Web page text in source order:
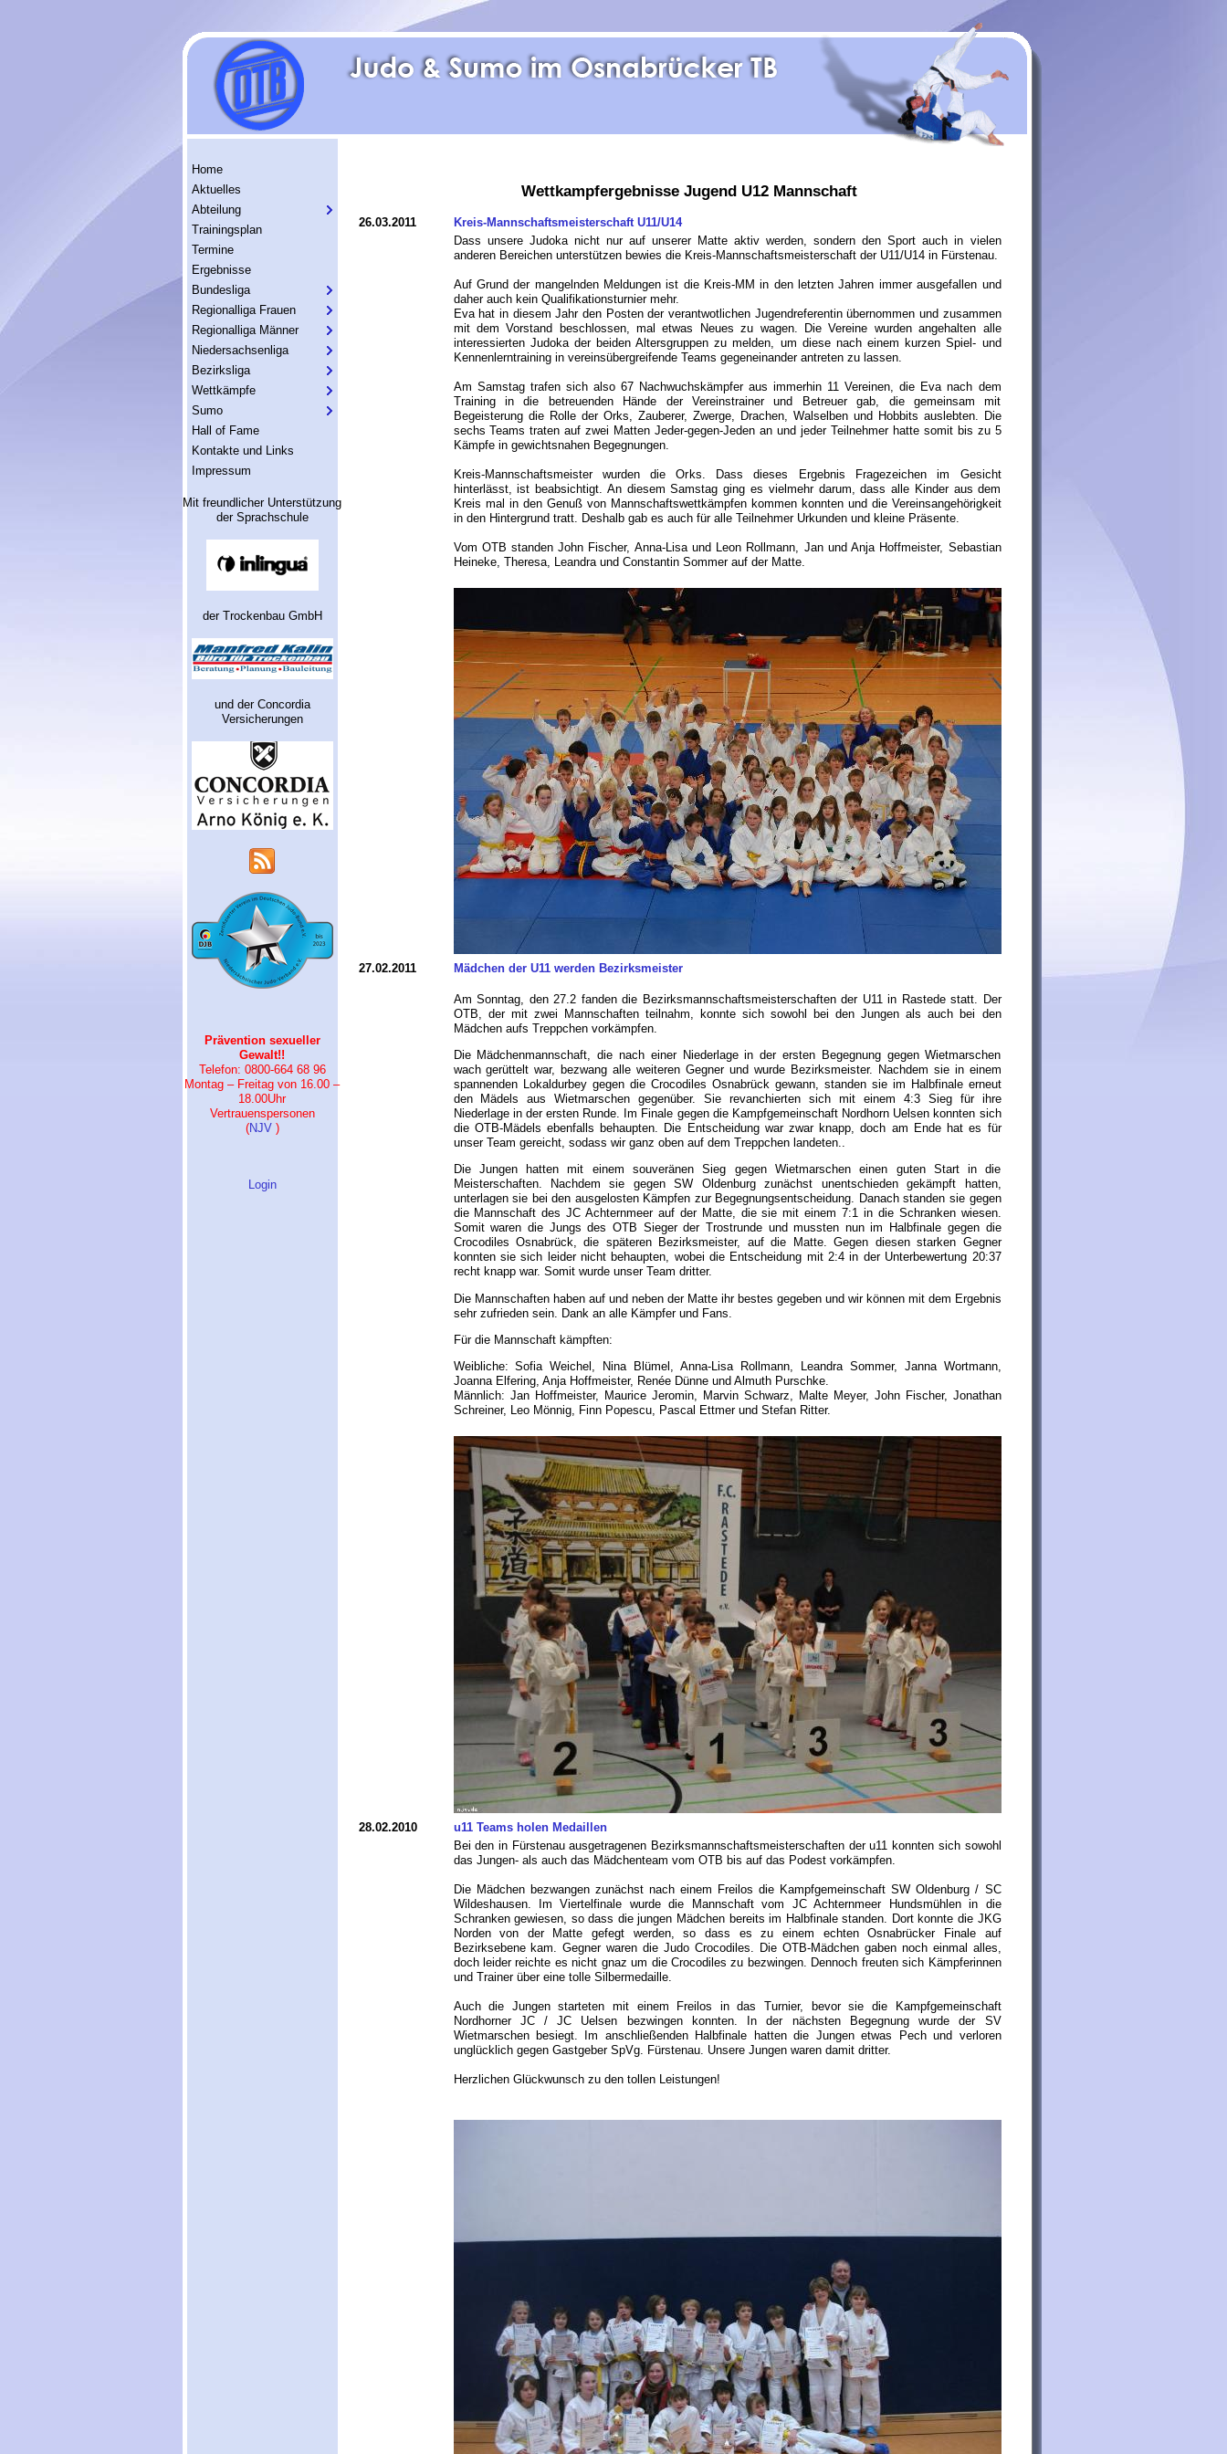
Home
Aktuelles
Abteilung
Trainingsplan
Termine
Ergebnisse
Bundesliga
Regionalliga Frauen
Regionalliga Männer
Niedersachsenliga
Bezirksliga
Wettkämpfe
Sumo
Hall of Fame
Kontakte und Links
Impressum
Mit freundlicher Unterstützung
der Sprachschule
der Trockenbau GmbH
und der Concordia
Versicherungen
Prävention sexueller
Gewalt!!
Telefon: 0800-664 68 96
Montag – Freitag von 16.00 –
18.00Uhr
Vertrauenspersonen
(NJV)
Login
Wettkampfergebnisse Jugend U12 Mannschaft
26.03.2011
Kreis-Mannschaftsmeisterschaft U11/U14
Dass unsere Judoka nicht nur auf unserer Matte aktiv werden, sondern den Sport auch in vielen
anderen Bereichen unterstützen bewies die Kreis-Mannschaftsmeisterschaft der U11/U14 in Fürstenau.
Auf Grund der mangelnden Meldungen ist die Kreis-MM in den letzten Jahren immer ausgefallen und
daher auch kein Qualifikationsturnier mehr.
Eva hat in diesem Jahr den Posten der verantwotlichen Jugendreferentin übernommen und zusammen
mit dem Vorstand beschlossen, mal etwas Neues zu wagen. Die Vereine wurden angehalten alle
interessierten Judoka der beiden Altersgruppen zu melden, um diese nach einem kurzen Spiel- und
Kennenlerntraining in vereinsübergreifende Teams gegeneinander antreten zu lassen.
Am Samstag trafen sich also 67 Nachwuchskämpfer aus immerhin 11 Vereinen, die Eva nach dem
Training in die betreuenden Hände der Vereinstrainer und Betreuer gab, die gemeinsam mit
Begeisterung die Rolle der Orks, Zauberer, Zwerge, Drachen, Walselben und Hobbits auslebten. Die
sechs Teams traten auf zwei Matten Jeder-gegen-Jeden an und jeder Teilnehmer hatte somit bis zu 5
Kämpfe in gewichtsnahen Begegnungen.
Kreis-Mannschaftsmeister wurden die Orks. Dass dieses Ergebnis Fragezeichen im Gesicht
hinterlässt, ist beabsichtigt. An diesem Samstag ging es vielmehr darum, dass alle Kinder aus dem
Kreis mal in den Genuß von Mannschaftswettkämpfen kommen konnten und die Vereinsangehörigkeit
in den Hintergrund tratt. Deshalb gab es auch für alle Teilnehmer Urkunden und kleine Präsente.
Vom OTB standen John Fischer, Anna-Lisa und Leon Rollmann, Jan und Anja Hoffmeister, Sebastian
Heineke, Theresa, Leandra und Constantin Sommer auf der Matte.
27.02.2011 Mädchen der U11 werden Bezirksmeister
Am Sonntag, den 27.2 fanden die Bezirksmannschaftsmeisterschaften der U11 in Rastede statt. Der
OTB, der mit zwei Mannschaften teilnahm, konnte sich sowohl bei den Jungen als auch bei den
Mädchen aufs Treppchen vorkämpfen.
Die Mädchenmannschaft, die nach einer Niederlage in der ersten Begegnung gegen Wietmarschen
wach gerüttelt war, bezwang alle weiteren Gegner und wurde Bezirksmeister. Nachdem sie in einem
spannenden Lokaldurbey gegen die Crocodiles Osnabrück gewann, standen sie im Halbfinale erneut
den Mädels aus Wietmarschen gegenüber. Sie revanchierten sich mit einem 4:3 Sieg für ihre
Niederlage in der ersten Runde. Im Finale gegen die Kampfgemeinschaft Nordhorn Uelsen konnten sich
die OTB-Mädels ebenfalls behaupten. Die Entscheidung war zwar knapp, doch am Ende hat es für
unser Team gereicht, sodass wir ganz oben auf dem Treppchen landeten..
Die Jungen hatten mit einem souveränen Sieg gegen Wietmarschen einen guten Start in die
Meisterschaften. Nachdem sie gegen SW Oldenburg zunächst unentschieden gekämpft hatten,
unterlagen sie bei den ausgelosten Kämpfen zur Begegnungsentscheidung. Danach standen sie gegen
die Mannschaft des JC Achternmeer auf der Matte, die sie mit einem 7:1 in die Schranken wiesen.
Somit waren die Jungs des OTB Sieger der Trostrunde und mussten nun im Halbfinale gegen die
Crocodiles Osnabrück, die späteren Bezirksmeister, auf die Matte. Gegen diesen starken Gegner
konnten sie sich leider nicht behaupten, wobei die Entscheidung mit 2:4 in der Unterbewertung 20:37
recht knapp war. Somit wurde unser Team dritter.
Die Mannschaften haben auf und neben der Matte ihr bestes gegeben und wir können mit dem Ergebnis
sehr zufrieden sein. Dank an alle Kämpfer und Fans.
Für die Mannschaft kämpften:
Weibliche: Sofia Weichel, Nina Blümel, Anna-Lisa Rollmann, Leandra Sommer, Janna Wortmann,
Joanna Elfering, Anja Hoffmeister, Renée Dünne und Almuth Purschke.
Männlich: Jan Hoffmeister, Maurice Jeromin, Marvin Schwarz, Malte Meyer, John Fischer, Jonathan
Schreiner, Leo Mönnig, Finn Popescu, Pascal Ettmer und Stefan Ritter.
28.02.2010
u11 Teams holen Medaillen
Bei den in Fürstenau ausgetragenen Bezirksmannschaftsmeisterschaften der u11 konnten sich sowohl
das Jungen- als auch das Mädchenteam vom OTB bis auf das Podest vorkämpfen.
Die Mädchen bezwangen zunächst nach einem Freilos die Kampfgemeinschaft SW Oldenburg / SC
Wildeshausen. Im Viertelfinale wurde die Mannschaft vom JC Achternmeer Hundsmühlen in die
Schranken gewiesen, so dass die jungen Mädchen bereits im Halbfinale standen. Dort konnte die JKG
Norden von der Matte gefegt werden, so dass es zu einem echten Osnabrücker Finale auf
Bezirksebene kam. Gegner waren die Judo Crocodiles. Die OTB-Mädchen gaben noch einmal alles,
doch leider reichte es nicht gnaz um die Crocodiles zu bezwingen. Dennoch freuten sich Kämpferinnen
und Trainer über eine tolle Silbermedaille.
Auch die Jungen starteten mit einem Freilos in das Turnier, bevor sie die Kampfgemeinschaft
Nordhorner JC / JC Uelsen bezwingen konnten. In der nächsten Begegnung wurde der SV
Wietmarschen besiegt. Im anschließenden Halbfinale hatten die Jungen etwas Pech und verloren
unglücklich gegen Gastgeber SpVg. Fürstenau. Unsere Jungen waren damit dritter.
Herzlichen Glückwunsch zu den tollen Leistungen!